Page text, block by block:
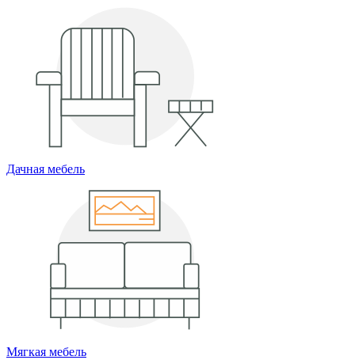
Дачная мебель
Мягкая мебель